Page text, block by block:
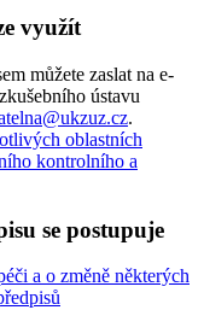
využít
můžete zaslat na e-
ústavu
.
oblastních
kontrolního a
se postupuje
a o změně některých